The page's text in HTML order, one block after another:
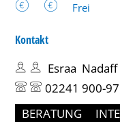
Frei
Kontakt
Esraa Nadaff
02241 900-
BERATUNG